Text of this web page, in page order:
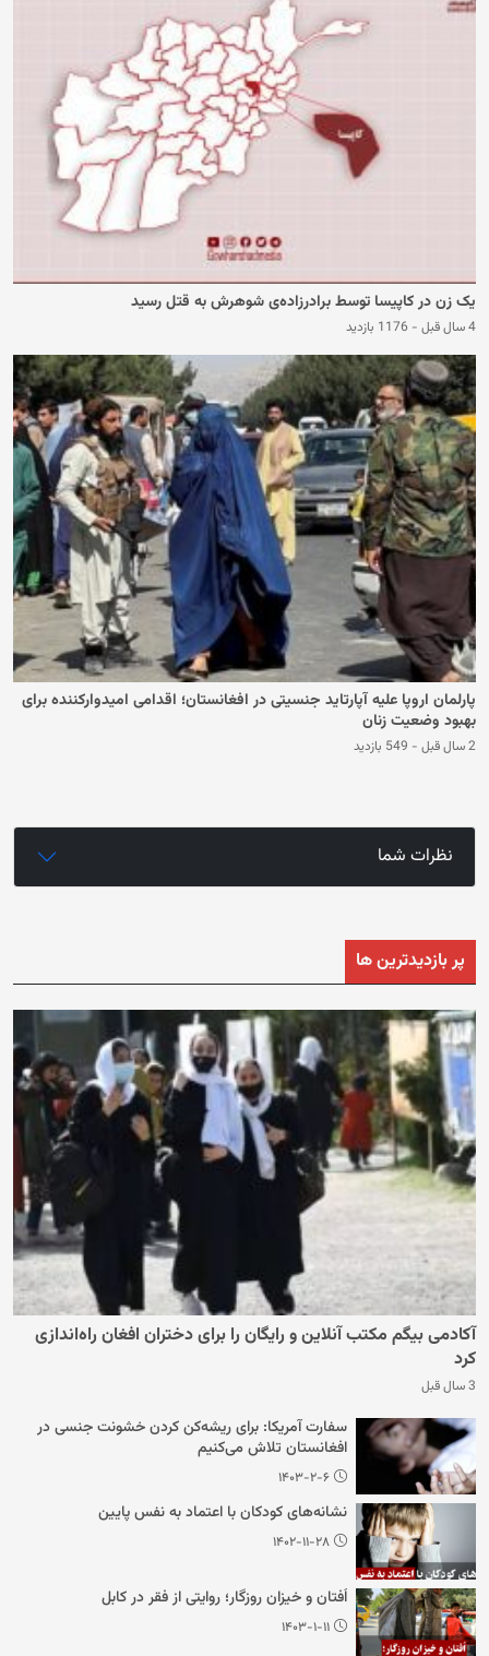
یک زن در کاپیسا توسط برادرزاده‌ی شوهرش به قتل رسید
4 سال قبل - 1176 بازدید
پارلمان اروپا علیه آپارتاید جنسیتی در افغانستان؛ اقدامی امیدوارکننده برای
بهبود وضعیت زنان
2 سال قبل - 549 بازدید
نظرات شما
پر بازدیدترین ها
آکادمی بیگم مکتب آنلاین و رایگان را برای دختران افغان راه‌اندازی
کرد
3 سال قبل
سفارت آمریکا: برای ریشه‌کن کردن خشونت جنسی در
افغانستان تلاش می‌کنیم
۱۴۰۳-۲-۶
نشانه‌های کودکان با اعتماد به نفس پایین
۱۴۰۲-۱۱-۲۸
اُفتان و خیزان روزگار؛ روایتی از فقر در کابل
۱۴۰۳-۱-۱۱